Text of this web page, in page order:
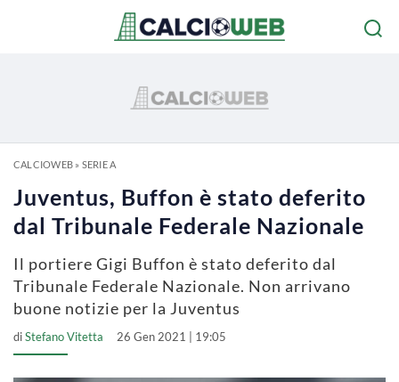
CALCIOWEB» SERIE A
Juventus, Buffon è stato deferito
dal Tribunale Federale Nazionale
Il portiere Gigi Buffon è stato deferito dal
Tribunale Federale Nazionale. Non arrivano
buone notizie per la Juventus
diStefano Vitetta 26 Gen 2021 | 19:05